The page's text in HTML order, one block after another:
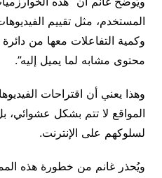
المستخدم، مثل تقييم
وكمية التفاعلات معها من
محتوى مشابه لما يميل إليه”.
وهذا يعني أن اقتراحات
المواقع لا تتم بشكل عشوائي،
لسلوكهم على الإنترنت.
ويُحذر غانم من خطورة هذه